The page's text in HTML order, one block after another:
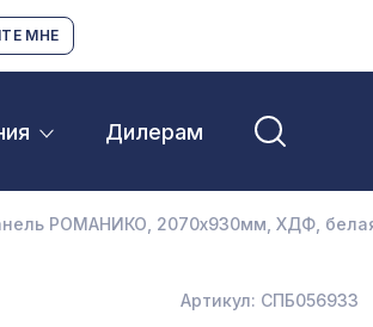
МНЕ
Дилерам
РОМАНИКО, 2070х930мм, ХДФ,
Артикул: СПБ056933